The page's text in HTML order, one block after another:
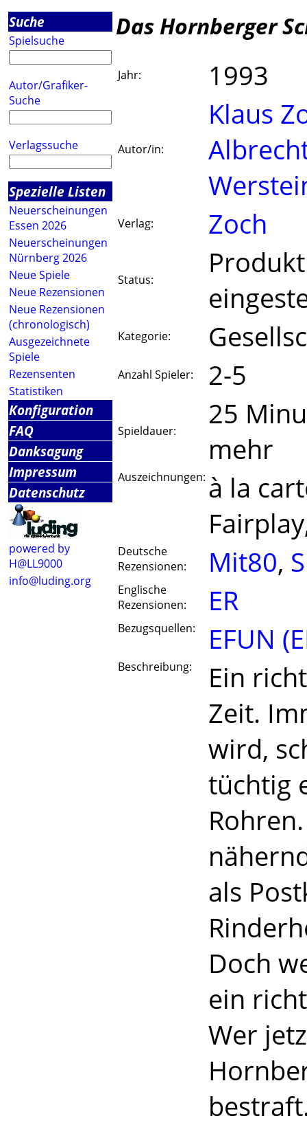
Suche
Spielsuche
Autor/Grafiker-
Suche
Verlagssuche
Spezielle Listen
Neuerscheinungen
Essen 2026
Neuerscheinungen
Nürnberg 2026
Neue Spiele
Neue Rezensionen
Neue Rezensionen
(chronologisch)
Ausgezeichnete
Spiele
Rezensenten
Statistiken
Konfiguration
FAQ
Danksagung
Impressum
Datenschutz
powered by
H@LL9000
info@luding.org
Das Hornberger
Jahr: 1993
Autor/in:
Klaus
Verlag: Zoch
Status:
Kategorie:
Anzahl Spieler: 2-5
Spieldauer:
25
mehr
Auszeichnungen: à la
Deutsche
Rezensionen:
Mit80,
Englische
Rezensionen:
ER
Bezugsquellen: EFUN
Beschreibung:
Ein
Zeit.
wird,
tüchtig
als
Doch
ein
Wer